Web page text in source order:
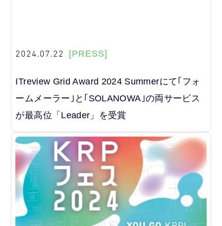
2024.07.22 [PRESS]
ITreview Grid Award 2024 Summerにて｢フォ
ームメーラー｣と｢SOLANOWA｣の両サービス
が最高位「Leader」を受賞